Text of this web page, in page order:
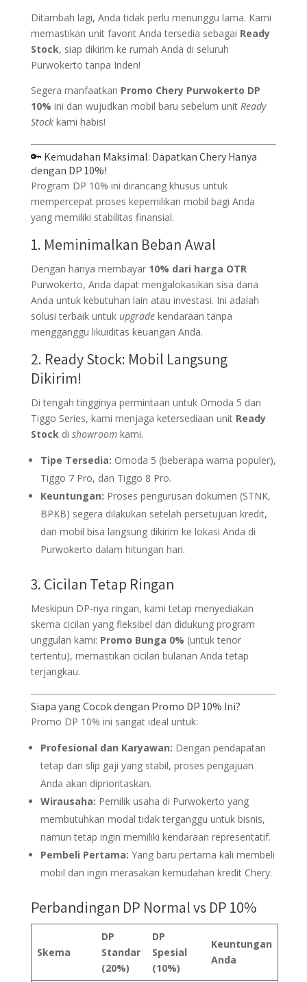
Ditambah lagi, Anda tidak perlu menunggu lama. Kami
memastikan unit favorit Anda tersedia sebagai Ready
Stock, siap dikirim ke rumah Anda di seluruh
Purwokerto tanpa Inden!
Segera manfaatkan Promo Chery Purwokerto DP
10% ini dan wujudkan mobil baru sebelum unit Ready
Stockkami habis!
🔑 Kemudahan Maksimal: Dapatkan Chery Hanya
dengan DP 10%!
Program DP 10% ini dirancang khusus untuk
mempercepat proses kepemilikan mobil bagi Anda
yang memiliki stabilitas finansial.
1. Meminimalkan Beban Awal
Dengan hanya membayar 10% dari harga OTR
Purwokerto, Anda dapat mengalokasikan sisa dana
Anda untuk kebutuhan lain atau investasi. Ini adalah
solusi terbaik untuk upgradekendaraan tanpa
mengganggu likuiditas keuangan Anda.
2. Ready Stock: Mobil Langsung
Dikirim!
Di tengah tingginya permintaan untuk Omoda 5 dan
Tiggo Series, kami menjaga ketersediaan unit Ready
Stockdi showroomkami.
Tipe Tersedia: Omoda 5 (beberapa warna populer),
Tiggo 7 Pro, dan Tiggo 8 Pro.
Keuntungan: Proses pengurusan dokumen (STNK,
BPKB) segera dilakukan setelah persetujuan kredit,
dan mobil bisa langsung dikirim ke lokasi Anda di
Purwokerto dalam hitungan hari.
3. Cicilan Tetap Ringan
Meskipun DP-nya ringan, kami tetap menyediakan
skema cicilan yang fleksibel dan didukung program
unggulan kami: Promo Bunga 0% (untuk tenor
tertentu), memastikan cicilan bulanan Anda tetap
terjangkau.
Siapa yang Cocok dengan Promo DP 10% Ini?
Promo DP 10% ini sangat ideal untuk:
Profesional dan Karyawan: Dengan pendapatan
tetap dan slip gaji yang stabil, proses pengajuan
Anda akan diprioritaskan.
Wirausaha: Pemilik usaha di Purwokerto yang
membutuhkan modal tidak terganggu untuk bisnis,
namun tetap ingin memiliki kendaraan representatif.
Pembeli Pertama: Yang baru pertama kali membeli
mobil dan ingin merasakan kemudahan kredit Chery.
Perbandingan DP Normal vs DP 10%
Skema
DP
Standar
(20%)
DP
Spesial
(10%)
Keuntungan
Anda